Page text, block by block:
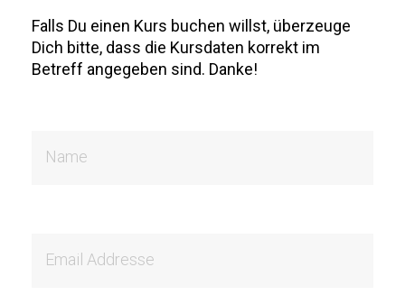
Falls Du einen Kurs buchen willst, überzeuge
Dich bitte, dass die Kursdaten korrekt im
Betreff angegeben sind. Danke!